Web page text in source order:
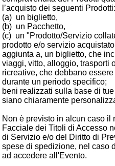
l’acquisto dei seguenti Prodotti:
(a) un biglietto,
(b) un Pacchetto,
(c) un "Prodotto/Servizio
prodotto e/o servizio
aggiunta a, un biglietto, che
viaggi, vitto, alloggio, trasporti
ricreative, che debbano
durante un periodo specifico;
beni realizzati sulla base di
siano chiaramente
Non è previsto in alcun caso il
Facciale dei Titoli di Accesso
di Servizio e/o del Diritto di
spese di spedizione, nel caso
ad accedere all'Evento.